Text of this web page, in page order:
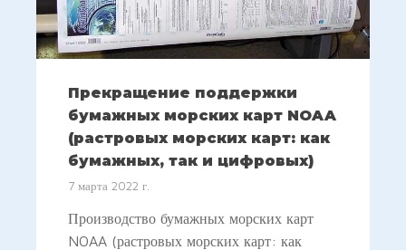
Прекращение поддержки
бумажных морских карт NOAA
(растровых морских карт: как
бумажных, так и цифровых)
7 марта 2022 г.
Производство бумажных морских карт
NOAA (растровых морских карт: как